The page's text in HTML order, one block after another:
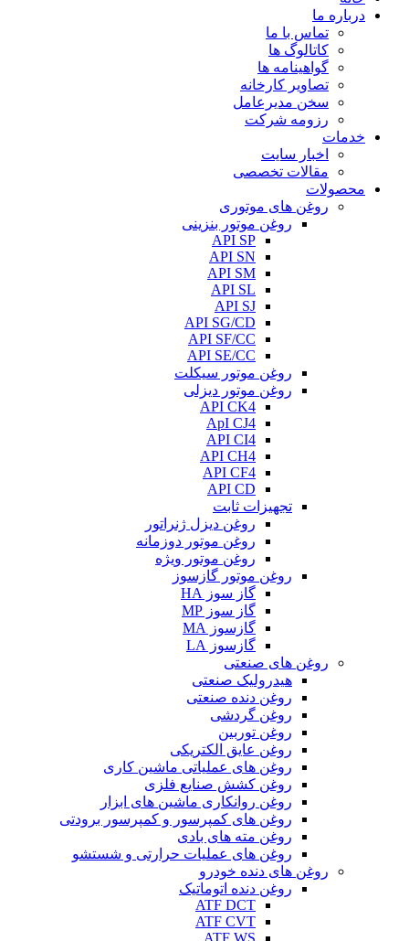
درباره ما
تماس با ما
کاتالوگ ها
گواهینامه ها
تصاویر کارخانه
سخن مدیرعامل
رزومه شرکت
خدمات
اخبار سایت
مقالات تخصصی
محصولات
روغن های موتوری
روغن موتور بنزینی
API SP
API SN
API SM
API SL
API SJ
API SG/CD
API SF/CC
API SE/CC
روغن موتور سیکلت
روغن موتور دیزلی
API CK4
ApI CJ4
API CI4
API CH4
API CF4
API CD
تجهیزات ثابت
روغن دیزل ژنراتور
روغن موتور دوزمانه
روغن موتور ویژه
روغن موتور گازسوز
گاز سوز HA
گاز سوز MP
گازسوز MA
گازسوز LA
روغن های صنعتی
هیدرولیک صنعتی
روغن دنده صنعتی
روغن گردشی
روغن توربین
روغن عایق الکتریکی
روغن های عملیاتی ماشین کاری
روغن کشش صنایع فلزی
روغن روانکاری ماشین های ابزار
روغن های کمپرسور و کمپرسور برودتی
روغن مته های بادی
روغن های عملیات حرارتی و شستشو
روغن های دنده خودرو
روغن دنده اتوماتیک
ATF DCT
ATF CVT
ATF WS